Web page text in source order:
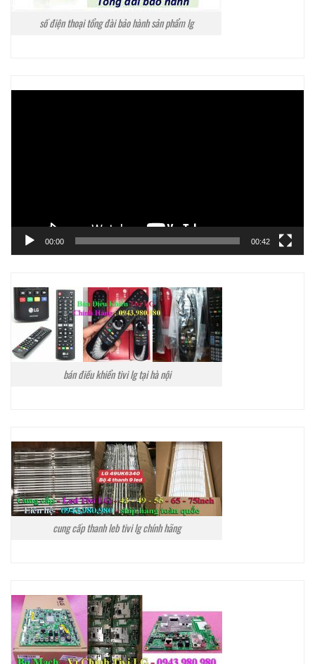
số điện thoại tổng đài bảo hành sản phẩm lg
00:00 00:42
bán điều khiển tivi lg tại hà nội
cung cấp thanh leb tivi lg chính hãng